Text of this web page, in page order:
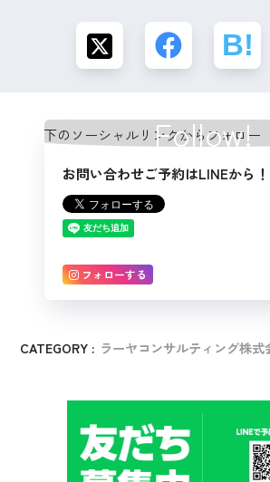
Follow!
お問い合わせご予約はLINEから！
フォローする
CATEGORY : ラーヤコンサルティング株式